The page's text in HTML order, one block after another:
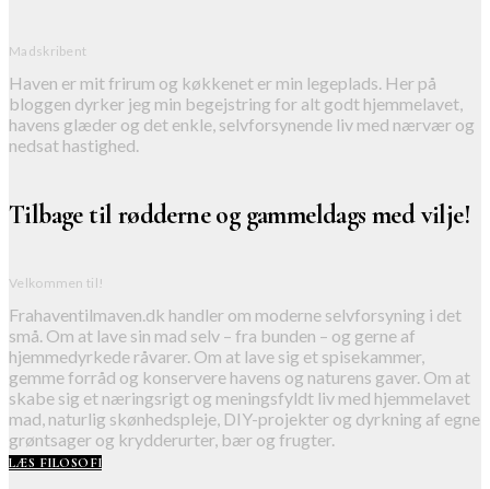
Madskribent
Haven er mit frirum og køkkenet er min legeplads. Her på
bloggen dyrker jeg min begejstring for alt godt hjemmelavet,
havens glæder og det enkle, selvforsynende liv med nærvær og
nedsat hastighed.
Tilbage til rødderne og gammeldags med vilje!
Velkommen til!
Frahaventilmaven.dk handler om moderne selvforsyning i det
små. Om at lave sin mad selv – fra bunden – og gerne af
hjemmedyrkede råvarer. Om at lave sig et spisekammer,
gemme forråd og konservere havens og naturens gaver. Om at
skabe sig et næringsrigt og meningsfyldt liv med hjemmelavet
mad, naturlig skønhedspleje, DIY-projekter og dyrkning af egne
grøntsager og krydderurter, bær og frugter.
LÆS FILOSOFI